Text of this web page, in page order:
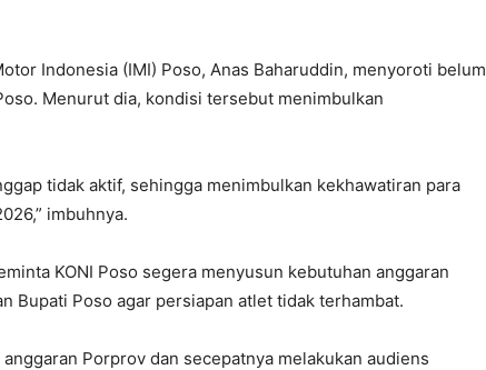
Indonesia (IMI) Poso, Anas Baharuddin, menyoroti belum
Menurut dia, kondisi tersebut menimbulkan
tidak aktif, sehingga menimbulkan kekhawatiran para
imbuhnya.
KONI Poso segera menyusun kebutuhan anggaran
Bupati Poso agar persiapan atlet tidak terhambat.
Porprov dan secepatnya melakukan audiens